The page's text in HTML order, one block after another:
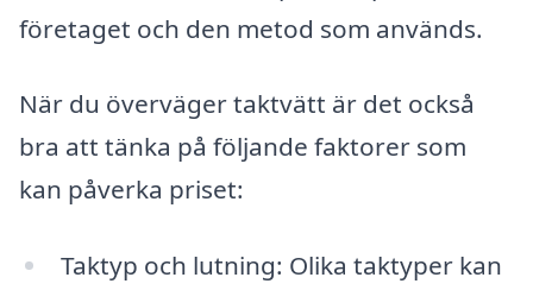
företaget och den metod som används.
När du överväger taktvätt är det också
bra att tänka på följande faktorer som
kan påverka priset:
Taktyp och lutning: Olika taktyper kan